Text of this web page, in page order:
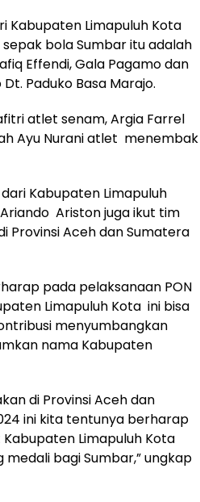
Kabupaten Limapuluh Kota
bola Sumbar itu adalah
Effendi, Gala Pagamo dan
Paduko Basa Marajo.
atlet senam, Argia Farrel
Ayu Nurani atlet menembak
Kabupaten Limapuluh
Ariston juga ikut tim
Provinsi Aceh dan Sumatera
pada pelaksanaan PON
Limapuluh Kota ini bisa
menyumbangkan
nama Kabupaten
di Provinsi Aceh dan
ini kita tentunya berharap
Limapuluh Kota
bagi Sumbar,” ungkap